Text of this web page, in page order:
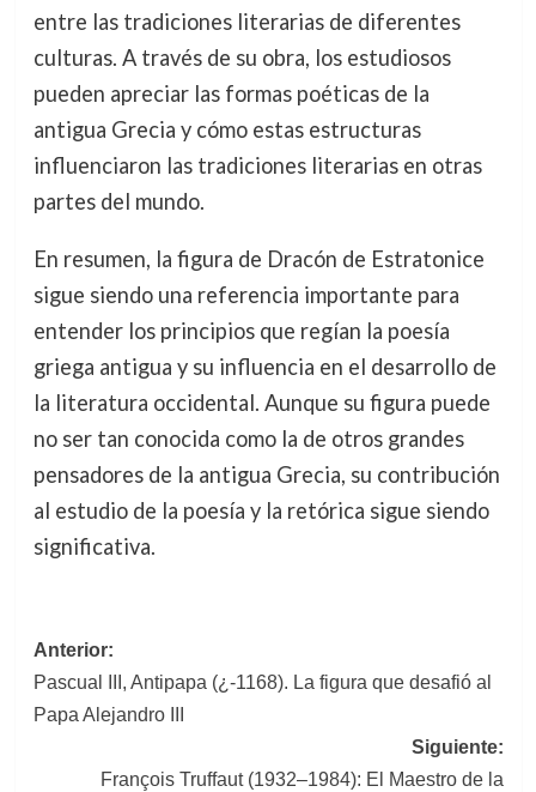
entre las tradiciones literarias de diferentes
culturas. A través de su obra, los estudiosos
pueden apreciar las formas poéticas de la
antigua Grecia y cómo estas estructuras
influenciaron las tradiciones literarias en otras
partes del mundo.
En resumen, la figura de Dracón de Estratonice
sigue siendo una referencia importante para
entender los principios que regían la poesía
griega antigua y su influencia en el desarrollo de
la literatura occidental. Aunque su figura puede
no ser tan conocida como la de otros grandes
pensadores de la antigua Grecia, su contribución
al estudio de la poesía y la retórica sigue siendo
significativa.
Navegación
de
entradas
Anterior:
Pascual III, Antipapa (¿-1168). La figura que desafió al
Papa Alejandro III
Siguiente:
François Truffaut (1932–1984): El Maestro de la